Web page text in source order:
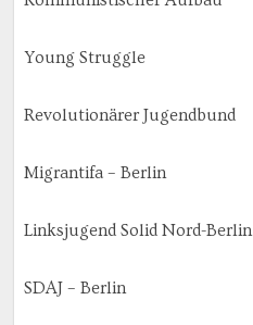
Young Struggle
Revolutionärer Jugendbund
Migrantifa – Berlin
Linksjugend Solid Nord-Berlin
SDAJ – Berlin